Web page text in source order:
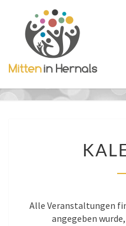
Alle Veranstaltungen
angegeben
0:00
1:00
2:00